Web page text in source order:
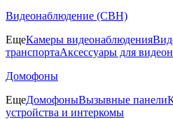
Видеонаблюдение (СВН)
ЕщеКамеры видеонаблюдения
транспортаАксессуары для
Домофоны
ЕщеДомофоныВызывные панели
устройства и интеркомы